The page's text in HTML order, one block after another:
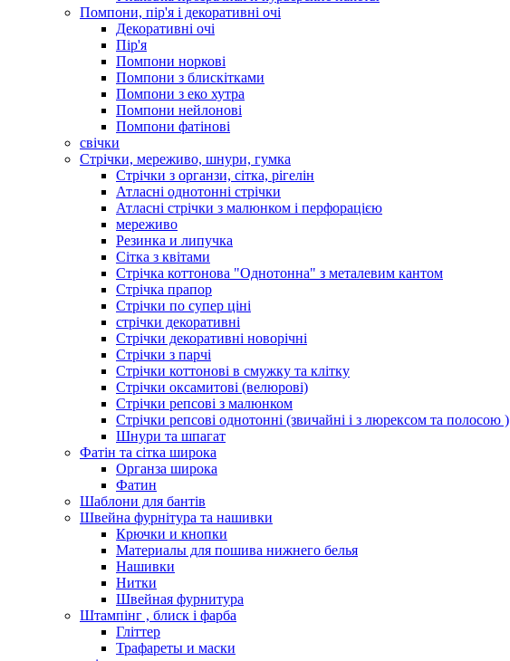
Помпони, пір'я і декоративні очі
Декоративні очі
Пір'я
Помпони норкові
Помпони з блискітками
Помпони з еко хутра
Помпони нейлонові
Помпони фатінові
свічки
Стрічки, мереживо, шнури, гумка
Стрічки з органзи, сітка, рігелін
Атласні однотонні стрічки
Атласні стрічки з малюнком і перфорацією
мереживо
Резинка и липучка
Сітка з квітами
Стрічка коттонова "Однотонна" з металевим кантом
Стрічка прапор
Стрічки по супер ціні
стрічки декоративні
Стрічки декоративні новорічні
Стрічки з парчі
Стрічки коттонові в смужку та клітку
Стрічки оксамитові (велюрові)
Стрічки репсові з малюнком
Стрічки репсові однотонні (звичайні і з люрексом та полосою )
Шнури та шпагат
Фатін та сітка широка
Органза широка
Фатин
Шаблони для бантів
Швейна фурнітура та нашивки
Крючки и кнопки
Материалы для пошива нижнего белья
Нашивки
Нитки
Швейная фурнитура
Штампінг , блиск і фарба
Гліттер
Трафареты и маски